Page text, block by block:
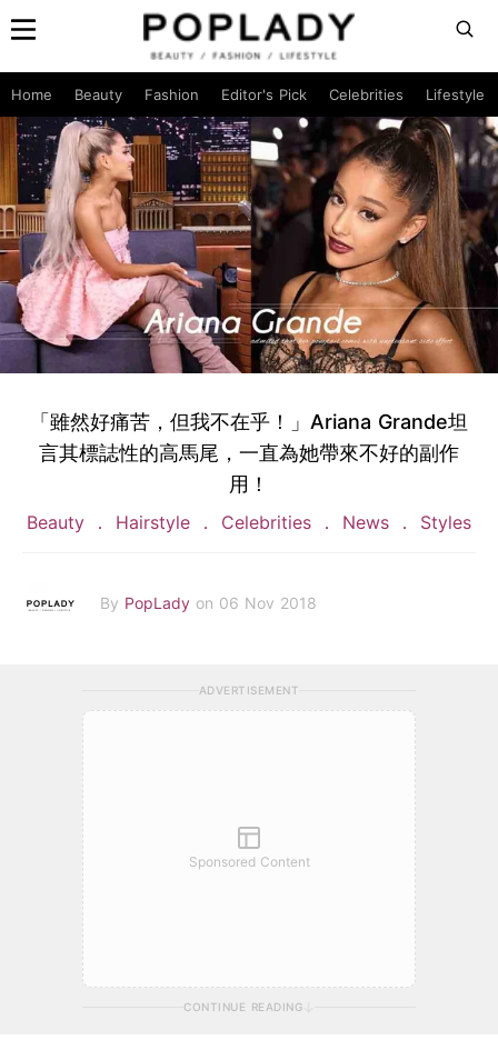
Home Beauty Fashion Editor's Pick Celebrities Lifestyle
「雖然好痛苦，但我不在乎！」Ariana Grande坦
言其標誌性的高馬尾，一直為她帶來不好的副作
用！
Beauty Hairstyle Celebrities News Styles
By PopLady on 06 Nov 2018
ADVERTISEMENT
Sponsored Content
CONTINUE READING